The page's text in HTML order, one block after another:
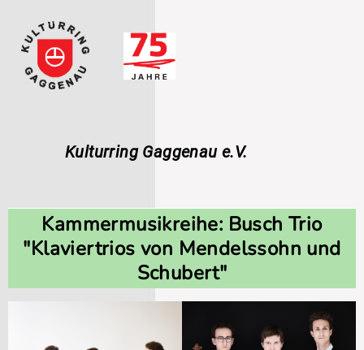
Kulturring Gaggenau e.V.
Kammermusikreihe: Busch Trio
"Klaviertrios von Mendelssohn und
Schubert"